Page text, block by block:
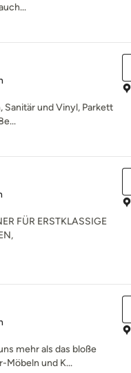
5 Sternen
und Vinyl, Parkett
5 Sternen
FÜR ERSTKLASSIGE
5 Sternen
mehr als das bloße
Möbeln und K...